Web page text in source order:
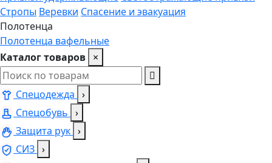
Стропы Веревки Спасение и эвакуация
Полотенца
Полотенца вафельные
Каталог товаров ×
Спецодежда ›
Спецобувь ›
Защита рук ›
СИЗ ›